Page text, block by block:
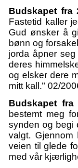
Budskapet fra
Fastetid kaller
Gud ønsker å
bønn og
jorda åpner
deres
og elsker dere
mitt kall." 02/
Budskapet fra
bestemt meg
synden og begi
valgt.
veien til glede
med vår